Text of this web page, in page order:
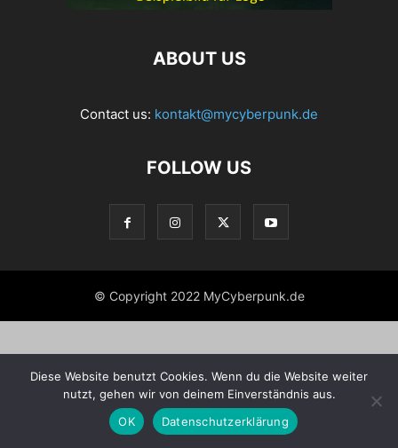
ABOUT US
Contact us: kontakt@mycyberpunk.de
FOLLOW US
© Copyright 2022 MyCyberpunk.de
Diese Website benutzt Cookies. Wenn du die Website weiter
nutzt, gehen wir von deinem Einverständnis aus.
OK
Datenschutzerklärung